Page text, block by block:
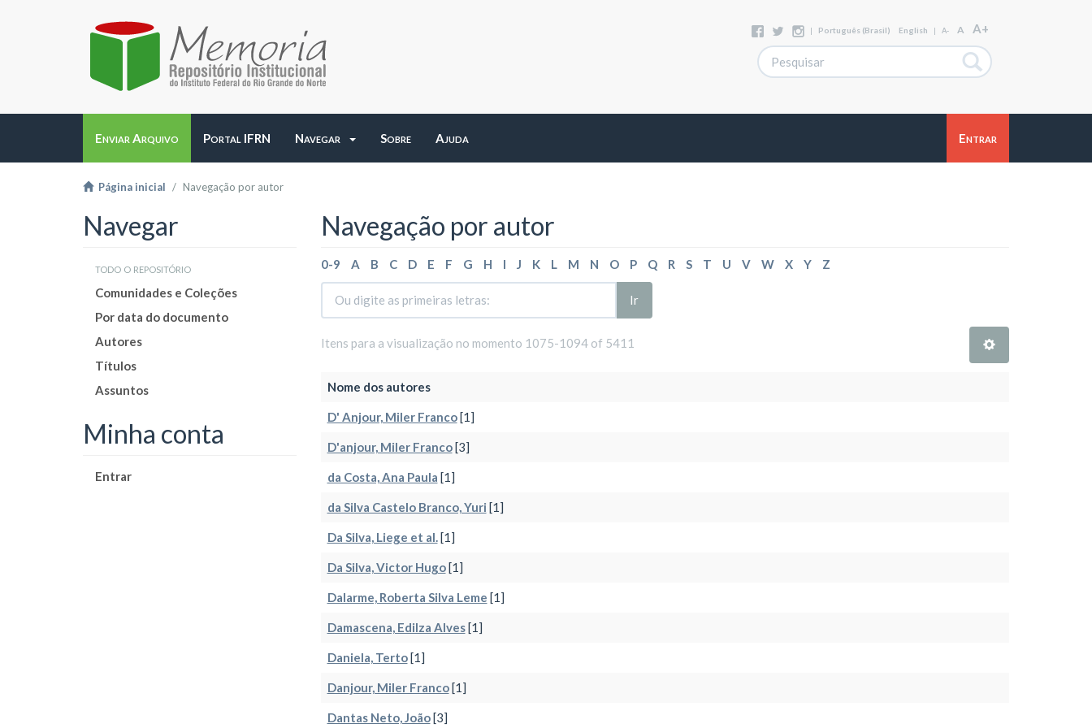
| Português (Brasil) English | A- A A+
Enviar Arquivo Portal IFRN Navegar Sobre Ajuda Entrar
Página inicial Navegação por autor
Navegar
todo o repositório
Comunidades e Coleções
Por data do documento
Autores
Títulos
Assuntos
Minha conta
Entrar
Navegação por autor
0-9 A B C D E F G H I J K L M N O P Q R S T U V W X Y Z
Ir
Itens para a visualização no momento 1075-1094 of 5411
Nome dos autores
D' Anjour, Miler Franco[1]
D'anjour, Miler Franco[3]
da Costa, Ana Paula [1]
da Silva Castelo Branco, Yuri [1]
Da Silva, Liege et al. [1]
Da Silva, Victor Hugo[1]
Dalarme, Roberta Silva Leme [1]
Damascena, Edilza Alves[1]
Daniela, Terto[1]
Danjour, Miler Franco[1]
Dantas Neto, João[3]